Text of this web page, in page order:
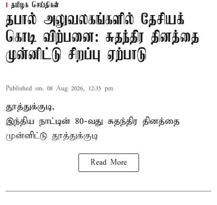
தமிழக செய்திகள்
தபால் அலுவலகங்களில் தேசியக்
கொடி விற்பனை: சுதந்திர தினத்தை
முன்னிட்டு சிறப்பு ஏற்பாடு
Published on: 08 Aug 2026, 12:35 pm
தூத்துக்குடி,
இந்திய நாட்டின் 80-வது சுதந்திர தினத்தை
முன்னிட்டு தூத்துக்குடி
Read More